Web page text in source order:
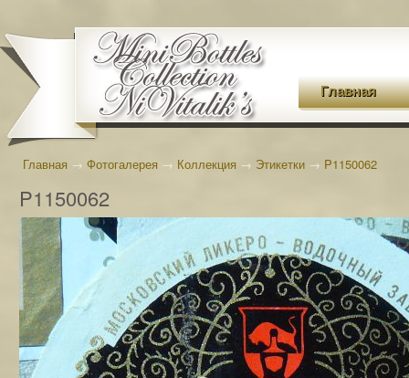
Главная
Главная → Фотогалерея → Коллекция → Этикетки → P1150062
P1150062